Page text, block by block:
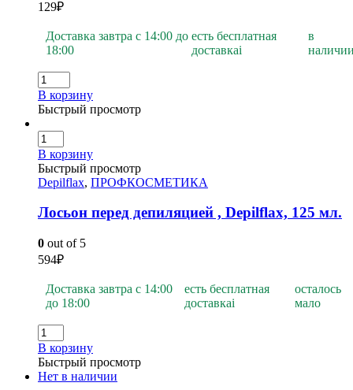
129₽
Доставка завтра с 14:00 до
18:00
есть бесплатная
доставкаi
в
В корзину
Быстрый просмотр
В корзину
Быстрый просмотр
Depilflax, ПРОФКОСМЕТИКА
Лосьон перед депиляцией , Depilflах, 125 мл.
0 out of 5
594₽
Доставка завтра с 14:00
до 18:00
есть бесплатная
доставкаi
осталось
мало
В корзину
Быстрый просмотр
Нет в наличии